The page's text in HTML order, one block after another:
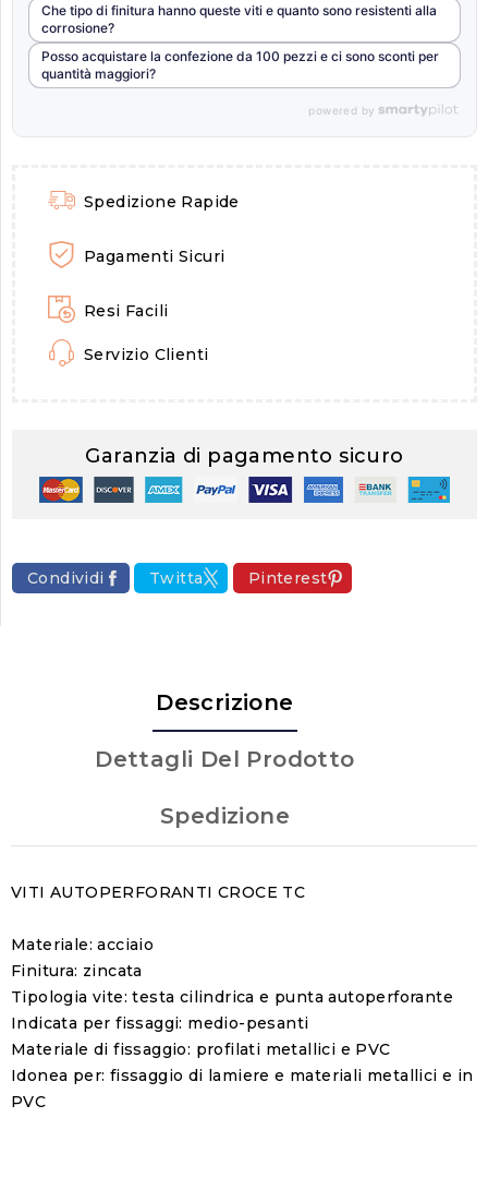
Che tipo di finitura hanno queste viti e quanto sono resistenti alla
corrosione?
Posso acquistare la confezione da 100 pezzi e ci sono sconti per
quantità maggiori?
powered by
Spedizione Rapide
Pagamenti Sicuri
Resi Facili
Servizio Clienti
Garanzia di pagamento sicuro
Condividi Twitta Pinterest
Descrizione
Dettagli Del Prodotto
Spedizione
VITI AUTOPERFORANTI CROCE TC
Materiale: acciaio
Finitura: zincata
Tipologia vite: testa cilindrica e punta autoperforante
Indicata per fissaggi: medio-pesanti
Materiale di fissaggio: profilati metallici e PVC
Idonea per: fissaggio di lamiere e materiali metallici e in
PVC